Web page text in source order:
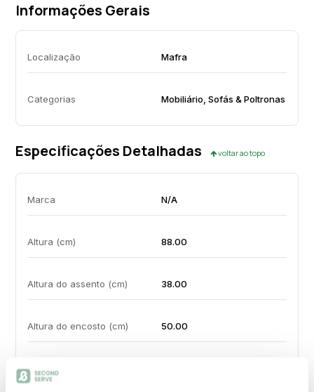
Informações Gerais
Localização Mafra
Categorias Mobiliário, Sofás & Poltronas
Especificações Detalhadas voltar ao topo
Marca N/A
Altura (cm) 88.00
Altura do assento (cm) 38.00
Altura do encosto (cm) 50.00
Largura (cm)